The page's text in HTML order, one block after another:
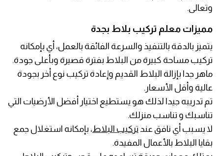
وتعالى.
مميزات معلم تركيب بلاط بجدة
يتميز بالدقة بالتنفيذ والسرعة الفائقة بالعمل، أي بإمكانه
تركيب مساحة كبيرة من البلاط بفترة قصيرة وبأعلى جودة.
ماهر جدا بإزالة البلاط القديم وإعادة تركيب نوع أخر بجودة
عالية وأقل الأسعار.
تم تدريبه جيدا لذلك هو يستطيع اختيار أفضل الأرضيات التي
تناسبك و تناسب منزلك.
لا يسبب أي نافق عند تركيب البلاط، بإمكانه استغلال جمع
بقايا البلاط بالأعمال المفيدة.